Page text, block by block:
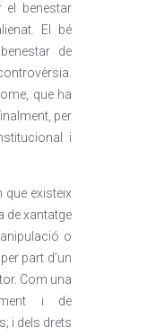
el benestar
El bé
de
que ha
per
i
que existeix
de xantatge
o
part d’un
Com una
i de
i dels drets